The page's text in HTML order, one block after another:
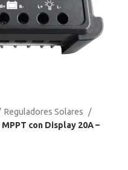
Reguladores Solares
con Display 20A –